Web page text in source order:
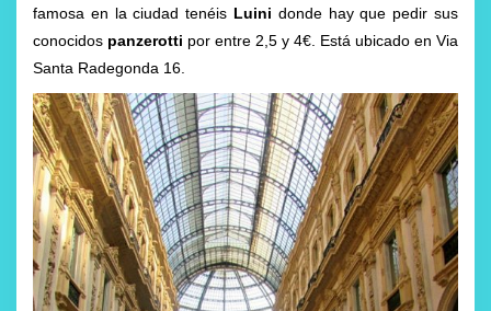
famosa en la ciudad tenéis Luini donde hay que pedir sus
conocidos panzerotti por entre 2,5 y 4€. Está ubicado en Via
Santa Radegonda 16.